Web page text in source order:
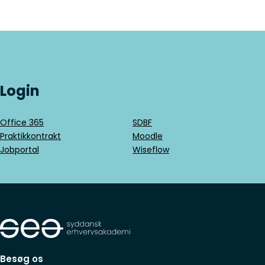
Login
Office 365
SDBF
Praktikkontrakt
Moodle
Jobportal
Wiseflow
Besøg os